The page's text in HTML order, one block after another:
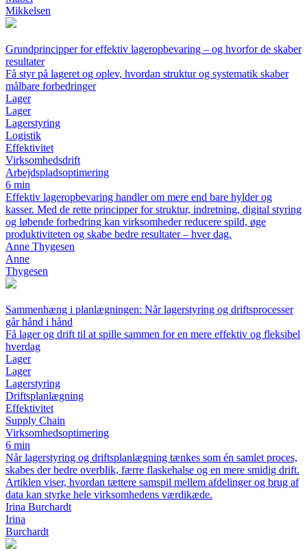
Mikkelsen
Grundprincipper for effektiv lageropbevaring – og hvorfor de skaber
resultater
Få styr på lageret og oplev, hvordan struktur og systematik skaber
målbare forbedringer
Lager
Lager
Lagerstyring
Logistik
Effektivitet
Virksomhedsdrift
Arbejdspladsoptimering
6 min
Effektiv lageropbevaring handler om mere end bare hylder og
kasser. Med de rette principper for struktur, indretning, digital styring
og løbende forbedring kan virksomheder reducere spild, øge
produktiviteten og skabe bedre resultater – hver dag.
Anne Thygesen
Anne
Thygesen
Sammenhæng i planlægningen: Når lagerstyring og driftsprocesser
går hånd i hånd
Få lager og drift til at spille sammen for en mere effektiv og fleksibel
hverdag
Lager
Lager
Lagerstyring
Driftsplanlægning
Effektivitet
Supply Chain
Virksomhedsoptimering
6 min
Når lagerstyring og driftsplanlægning tænkes som én samlet proces,
skabes der bedre overblik, færre flaskehalse og en mere smidig drift.
Artiklen viser, hvordan tættere samspil mellem afdelinger og brug af
data kan styrke hele virksomhedens værdikæde.
Irina Burchardt
Irina
Burchardt